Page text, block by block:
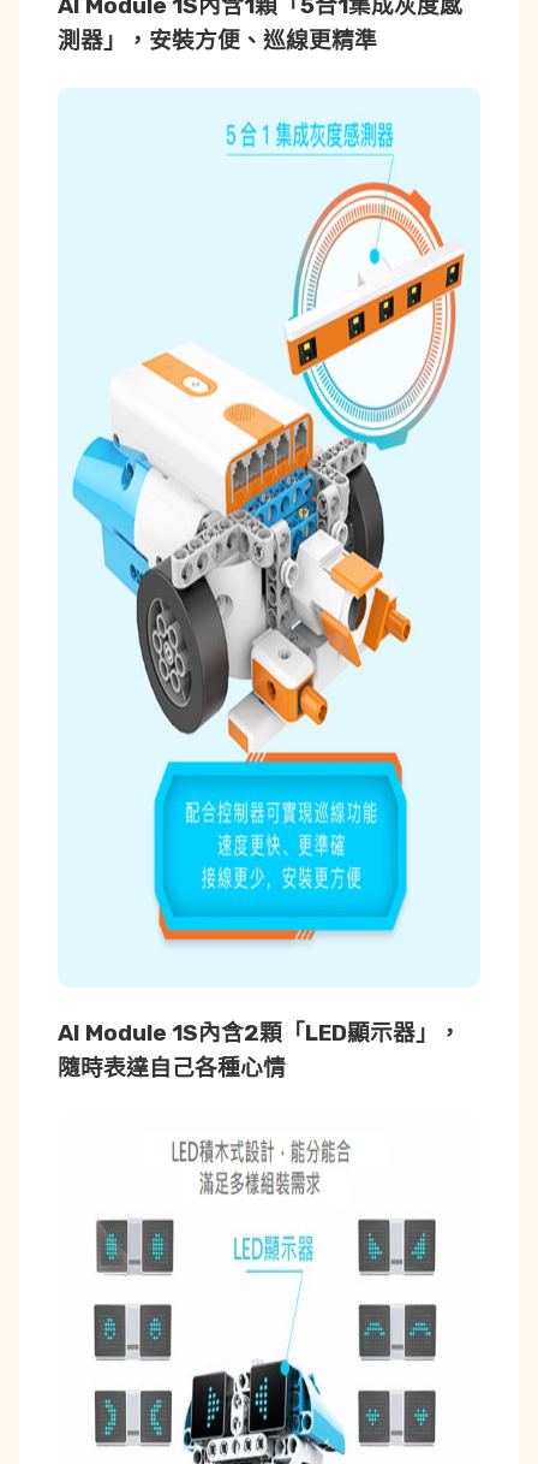
AI Module 1S內含1顆「5合1集成灰度感
測器」
，安裝方便、巡線更精準
AI Module 1S內含2顆「LED顯示器」
，
隨時表達自己各種心情